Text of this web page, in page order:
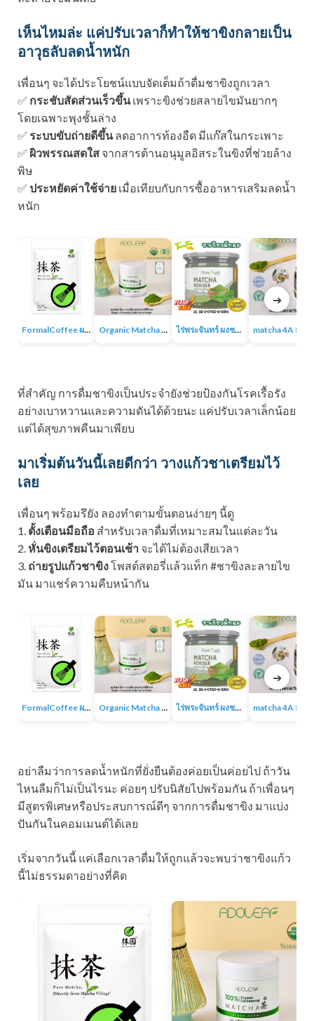
เห็นไหมล่ะ แค่ปรับเวลาก็ทำให้ชาขิงกลายเป็น
อาวุธลับลดน้ำหนัก
เพื่อนๆ จะได้ประโยชน์แบบจัดเต็มถ้าดื่มชาขิงถูกเวลา
✅ กระชับสัดส่วนเร็วขึ้นเพราะขิงช่วยสลายไขมันยากๆ
โดยเฉพาะพุงชั้นล่าง
✅ ระบบขับถ่ายดีขึ้นลดอาการท้องอืด มีแก๊สในกระเพาะ
✅ ผิวพรรณสดใส จากสารต้านอนุมูลอิสระในขิงที่ช่วยล้าง
พิษ
✅ ประหยัดค่าใช้จ่าย เมื่อเทียบกับการซื้ออาหารเสริมลดน้ำ
หนัก
FormalCoffee ผงชาเขียวมัทฉะ แท้ 100% ญี่ปุ่น เกรดพรีเมี่ยม Matcha Green Tea Organic Matcha 4A+ผงชาเขียวมัทฉะเกรดพิธีการ ออร์แกนิก 100% ไม่มีน้ำตาล ไม่มีสารเติมแต่ง ไร่พระจันทร์ ผงชาเขียวมัทฉะ Matcha Powder 100% ไม่แต่งสี กลิ่น ไม่ผสมน้ำตาล
➔
ที่สำคัญ การดื่มชาขิงเป็นประจำยังช่วยป้องกันโรคเรื้อรัง
อย่างเบาหวานและความดันได้ด้วยนะ แค่ปรับเวลาเล็กน้อย
แต่ได้สุขภาพคืนมาเพียบ
มาเริ่มต้นวันนี้เลยดีกว่า วางแก้วชาเตรียมไว้
เลย
เพื่อนๆ พร้อมรึยัง ลองทำตามขั้นตอนง่ายๆ นี้ดู
1. ตั้งเตือนมือถือ สำหรับเวลาดื่มที่เหมาะสมในแต่ละวัน
2. หั่นขิงเตรียมไว้ตอนเช้า จะได้ไม่ต้องเสียเวลา
3. ถ่ายรูปแก้วชาขิงโพสต์สตอรี่แล้วแท็ก #ชาขิงละลายไข
มัน มาแชร์ความคืบหน้ากัน
FormalCoffee ผงชาเขียวมัทฉะ แท้ 100% ญี่ปุ่น เกรดพรีเมี่ยม Matcha Green Tea Organic Matcha 4A+ผงชาเขียวมัทฉะเกรดพิธีการ ออร์แกนิก 100% ไม่มีน้ำตาล ไม่มีสารเติมแต่ง ไร่พระจันทร์ ผงชาเขียวมัทฉะ Matcha Powder 100% ไม่แต่งสี กลิ่น ไม่ผสมน้ำตาล
➔
อย่าลืมว่าการลดน้ำหนักที่ยั่งยืนต้องค่อยเป็นค่อยไป ถ้าวัน
ไหนลืมก็ไม่เป็นไรนะ ค่อยๆ ปรับนิสัยไปพร้อมกัน ถ้าเพื่อนๆ
มีสูตรพิเศษหรือประสบการณ์ดีๆ จากการดื่มชาขิง มาแบ่ง
ปันกันในคอมเมนต์ได้เลย
เริ่มจากวันนี้ แค่เลือกเวลาดื่มให้ถูกแล้วจะพบว่าชาขิงแก้ว
นี้ไม่ธรรมดาอย่างที่คิด